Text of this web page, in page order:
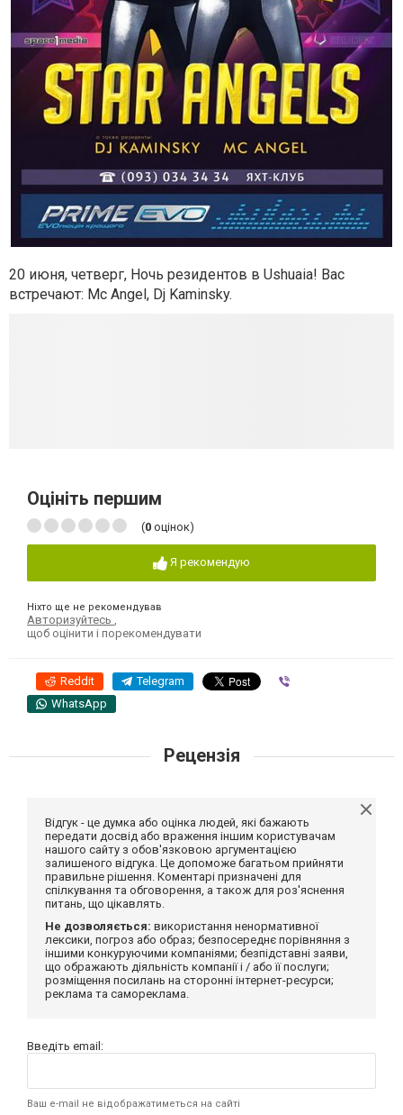
20 июня, четверг, Ночь резидентов в Ushuaia! Вас
встречают: Mc Angel, Dj Kaminsky.
Оцініть першим
(0 оцінок)
Я рекомендую
Ніхто ще не рекомендував
Авторизуйтесь
щоб оцінити і порекомендувати
Reddit Telegram
WhatsApp
Рецензія
Відгук - це думка або оцінка людей, які бажають
передати досвід або враження іншим користувачам
нашого сайту з обов'язковою аргументацією
залишеного відгука. Це допоможе багатьом прийняти
правильне рішення. Коментарі призначені для
спілкування та обговорення, а також для роз'яснення
питань, що цікавлять.
Не дозволяється: використання ненормативної
лексики, погроз або образ; безпосереднє порівняння з
іншими конкуруючими компаніями; безпідставні заяви,
що ображають діяльність компанії і / або її послуги;
розміщення посилань на сторонні інтернет-ресурси;
реклама та самореклама.
Введіть email:
Ваш e-mail не відображатиметься на сайті